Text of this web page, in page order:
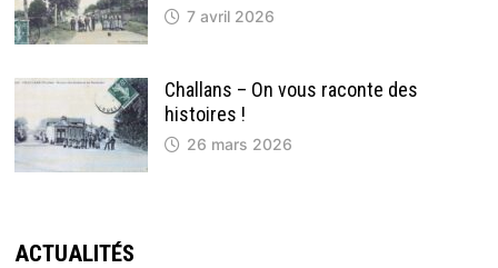
7 avril 2026
Challans – On vous raconte des
histoires !
26 mars 2026
ACTUALITÉS